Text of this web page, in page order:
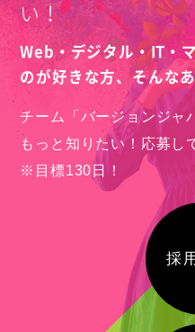
い！
Web・デジタル・IT・
のが好きな方、そんな
チーム「バージョンジャ
もっと知りたい！応募し
※目標130日！
採